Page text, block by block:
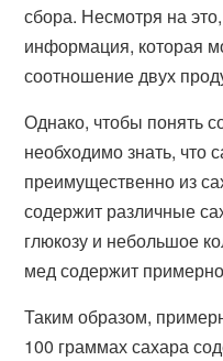
сбора. Несмотря на
информация, которая
соотношение двух
Однако, чтобы понять
необходимо знать, что
преимущественно из
содержит различные
глюкозу и небольшое
мед содержит
Таким образом,
100 граммах сахара